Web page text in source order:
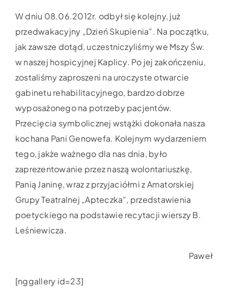
Kontakt
W dniu 08.06.2012r. odbył się kolejny, już
przedwakacyjny „Dzień Skupienia”. Na początku,
jak zawsze dotąd, uczestniczyliśmy we Mszy Św.
w naszej hospicyjnej Kaplicy. Po jej zakończeniu,
zostaliśmy zaproszeni na uroczyste otwarcie
gabinetu rehabilitacyjnego, bardzo dobrze
wyposażonego na potrzeby pacjentów.
Przecięcia symbolicznej wstążki dokonała nasza
kochana Pani Genowefa. Kolejnym wydarzeniem
tego, jakże ważnego dla nas dnia, było
zaprezentowanie przez naszą wolontariuszkę,
Panią Janinę, wraz z przyjaciółmi z Amatorskiej
Grupy Teatralnej „Apteczka”, przedstawienia
poetyckiego na podstawie recytacji wierszy B.
Leśniewicza.
Paweł
[nggallery id=23]